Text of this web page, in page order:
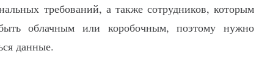
требований, а также сотрудников, которым
облачным или коробочным, поэтому нужно
данные.